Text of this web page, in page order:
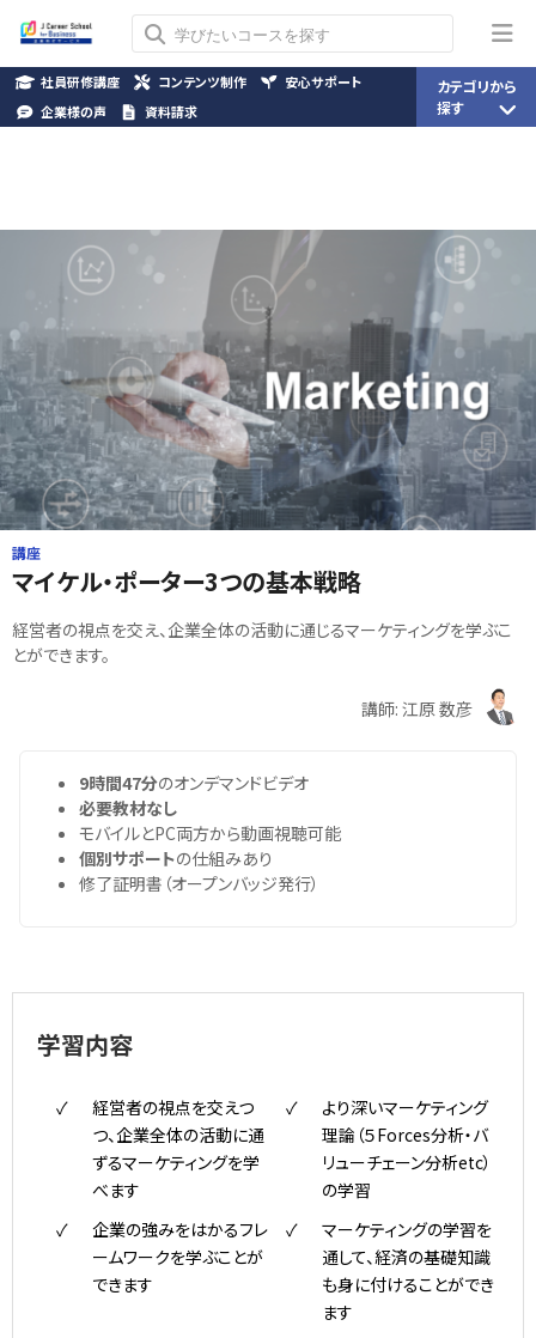
講座
マイケル・ポーター3つの基本戦略
経営者の視点を交え、企業全体の活動に通じるマーケティングを学ぶこ
とができます。
講師: 江原 数彦
9時間47分のオンデマンドビデオ
必要教材なし
モバイルとPC両方から動画視聴可能
個別サポートの仕組みあり
修了証明書（オープンバッジ発行）
学習内容
経営者の視点を交えつ
つ、企業全体の活動に通
ずるマーケティングを学
べます
より深いマーケティング
理論（５Forces分析・バ
リューチェーン分析etc）
の学習
企業の強みをはかるフレ
ームワークを学ぶことが
できます
マーケティングの学習を
通して、経済の基礎知識
も身に付けることができ
ます
社員研修講座 コンテンツ制作
安心サポート
企業様の声
資料請求
カテゴリから
探す